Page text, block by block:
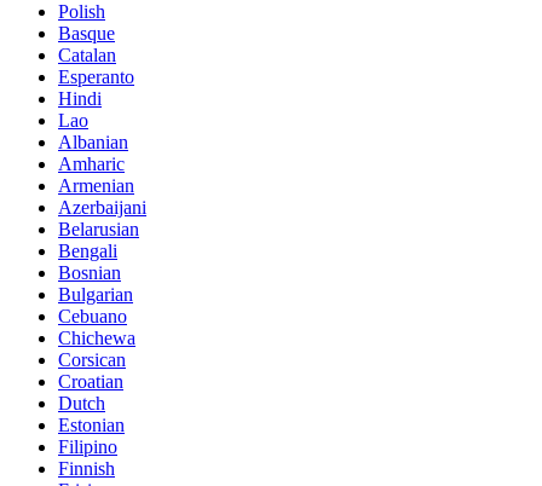
Polish
Basque
Catalan
Esperanto
Hindi
Lao
Albanian
Amharic
Armenian
Azerbaijani
Belarusian
Bengali
Bosnian
Bulgarian
Cebuano
Chichewa
Corsican
Croatian
Dutch
Estonian
Filipino
Finnish